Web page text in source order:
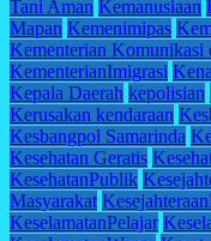
Tani Aman Kemanusiaan
Mapan Kemenimipas
Kementerian
KementerianImigrasi
Kepala Daerah kepolisian
Kerusakan kendaraan
Kesbangpol Samarinda
Kesehatan Geratis
KesehatanPublik
Masyarakat
KeselamatanPelajar